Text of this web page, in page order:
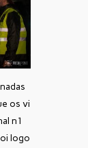
os vi
n1
logo